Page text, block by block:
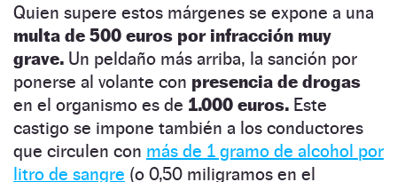
Quien supere estos márgenes se expone a una
multa de 500 euros por infracción muy
grave. Un peldaño más arriba, la sanción por
ponerse al volante con presencia de drogas
en el organismo es de 1.000 euros. Este
castigo se impone también a los conductores
que circulen con más de 1 gramo de alcohol por
litro de sangre (o 0,50 miligramos en el